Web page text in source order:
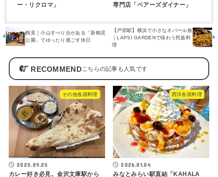
ー・リクロマ」
専門店「ベアーズダイナー」
鶴見｜小山すべり台がある「新鶴見
公園」でゆったり過ごす休日
【戸部駅】横浜で小さなネパール旅
｜LAPSI GARDENで味わう民族料
理
RECOMMEND
その他各国料理
2025.09.25
カレー好き必見。金沢文庫駅から
西洋各国料理
2026.01.04
みなとみらい駅直結「KAHALA